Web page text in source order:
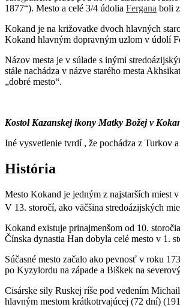
1877“). Mesto a celé 3/4 údolia Fergana boli
Kokand je na križovatke dvoch hlavných
Kokand hlavným dopravným uzlom v údolí
Názov mesta je v súlade s inými
stále nachádza v názve starého mesta
„dobré mesto“.
Kostol Kazanskej ikony Matky Božej v
Iné vysvetlenie tvrdí , že pochádza z Turkov
História
Mesto Kokand je jedným z najstarších miest
V 13. storočí, ako väčšina stredoázijských
Kokand existuje prinajmenšom od 10.
Čínska dynastia Han dobyla celé mesto v 1.
Súčasné mesto začalo ako pevnosť v roku
po Kyzylordu na západe a Biškek na
Cisárske sily Ruskej ríše pod vedením
hlavným mestom krátkotrvajúcej (72 dní)